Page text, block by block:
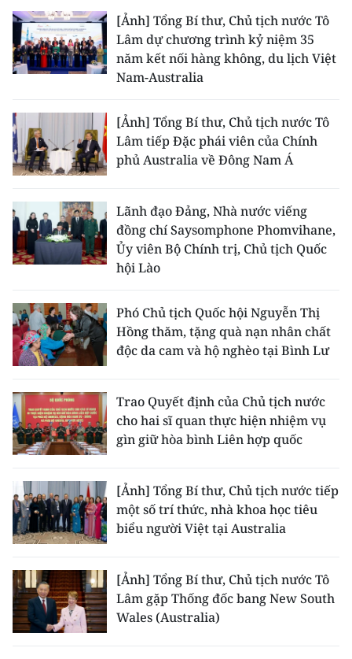
[Ảnh] Tổng Bí thư, Chủ tịch nước Tô
Lâm dự chương trình kỷ niệm 35
năm kết nối hàng không, du lịch Việt
Nam-Australia
[Ảnh] Tổng Bí thư, Chủ tịch nước Tô
Lâm tiếp Đặc phái viên của Chính
phủ Australia về Đông Nam Á
Lãnh đạo Đảng, Nhà nước viếng
đồng chí Saysomphone Phomvihane,
Ủy viên Bộ Chính trị, Chủ tịch Quốc
hội Lào
Phó Chủ tịch Quốc hội Nguyễn Thị
Hồng thăm, tặng quà nạn nhân chất
độc da cam và hộ nghèo tại Bình Lư
Trao Quyết định của Chủ tịch nước
cho hai sĩ quan thực hiện nhiệm vụ
gìn giữ hòa bình Liên hợp quốc
[Ảnh] Tổng Bí thư, Chủ tịch nước tiếp
một số trí thức, nhà khoa học tiêu
biểu người Việt tại Australia
[Ảnh] Tổng Bí thư, Chủ tịch nước Tô
Lâm gặp Thống đốc bang New South
Wales (Australia)